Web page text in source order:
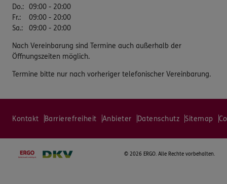
Do.: 09:00 - 20:00
Fr.:
09:00 - 20:00
Sa.: 09:00 - 20:00
Nach Vereinbarung sind Termine auch außerhalb der
Öffnungszeiten möglich.
Termine bitte nur nach vorheriger telefonischer Vereinbarung.
Kontakt Barrierefreiheit Anbieter Datenschutz Sitemap
© 2026 ERGO. Alle Rechte vorbehalten.